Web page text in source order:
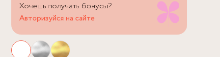
Хочешь получать бонусы?
Авторизуйся на сайте